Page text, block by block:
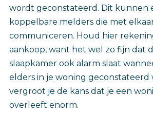
wordt geconstateerd. Dit kunnen
koppelbare melders die met
communiceren. Houd hier
aankoop, want het wel zo fijn dat
slaapkamer ook alarm slaat
elders in je woning geconstateerd
vergroot je de kans dat je een
overleeft enorm.